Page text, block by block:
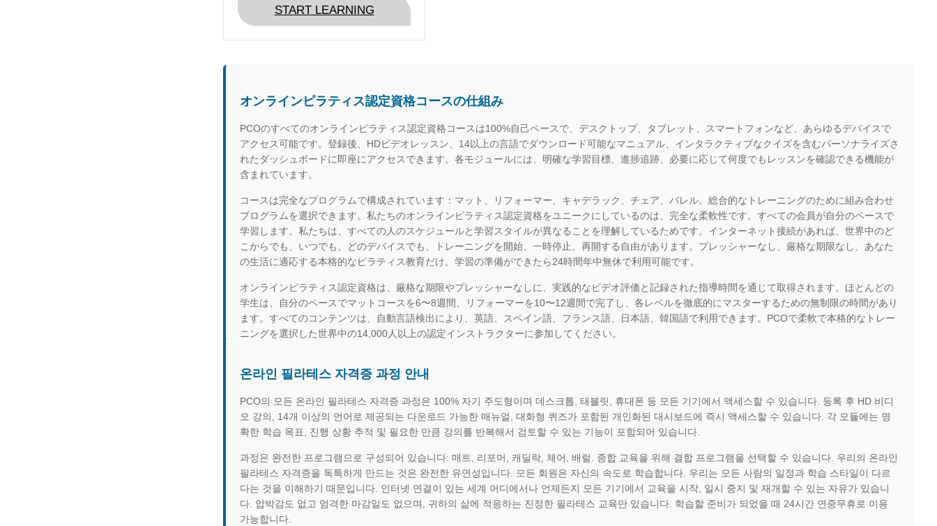
START LEARNINGABOUT HOW TO BECOME A CERTIFIED PILATES INSTRUCTOR ONLINE | JAPAN, KOREA, FRANCE &
オンラインピラティス認定資格コースの仕組み
PCOのすべてのオンラインピラティス認定資格コースは100%自己ペースで、デスクトップ、タブレット、スマートフォンなど、あらゆるデバイスで
アクセス可能です。登録後、HDビデオレッスン、14以上の言語でダウンロード可能なマニュアル、インタラクティブなクイズを含むパーソナライズさ
れたダッシュボードに即座にアクセスできます。各モジュールには、明確な学習目標、進捗追跡、必要に応じて何度でもレッスンを確認できる機能が
含まれています。
コースは完全なプログラムで構成されています：マット、リフォーマー、キャデラック、チェア、バレル。総合的なトレーニングのために組み合わせ
プログラムを選択できます。私たちのオンラインピラティス認定資格をユニークにしているのは、完全な柔軟性です。すべての会員が自分のペースで
学習します。私たちは、すべての人のスケジュールと学習スタイルが異なることを理解しているためです。インターネット接続があれば、世界中のど
こからでも、いつでも、どのデバイスでも、トレーニングを開始、一時停止、再開する自由があります。プレッシャーなし、厳格な期限なし、あなた
の生活に適応する本格的なピラティス教育だけ。学習の準備ができたら24時間年中無休で利用可能です。
オンラインピラティス認定資格は、厳格な期限やプレッシャーなしに、実践的なビデオ評価と記録された指導時間を通じて取得されます。ほとんどの
学生は、自分のペースでマットコースを6〜8週間、リフォーマーを10〜12週間で完了し、各レベルを徹底的にマスターするための無制限の時間があり
ます。すべてのコンテンツは、自動言語検出により、英語、スペイン語、フランス語、日本語、韓国語で利用できます。PCOで柔軟で本格的なトレー
ニングを選択した世界中の14,000人以上の認定インストラクターに参加してください。
온라인 필라테스 자격증 과정 안내
PCO의 모든 온라인 필라테스 자격증 과정은 100% 자기 주도형이며 데스크톱, 태블릿, 휴대폰 등 모든 기기에서 액세스할 수 있습니다. 등록 후 HD 비디
오 강의, 14개 이상의 언어로 제공되는 다운로드 가능한 매뉴얼, 대화형 퀴즈가 포함된 개인화된 대시보드에 즉시 액세스할 수 있습니다. 각 모듈에는 명
확한 학습 목표, 진행 상황 추적 및 필요한 만큼 강의를 반복해서 검토할 수 있는 기능이 포함되어 있습니다.
과정은 완전한 프로그램으로 구성되어 있습니다: 매트, 리포머, 캐딜락, 체어, 배럴. 종합 교육을 위해 결합 프로그램을 선택할 수 있습니다. 우리의 온라인
필라테스 자격증을 독특하게 만드는 것은 완전한 유연성입니다. 모든 회원은 자신의 속도로 학습합니다. 우리는 모든 사람의 일정과 학습 스타일이 다르
다는 것을 이해하기 때문입니다. 인터넷 연결이 있는 세계 어디에서나 언제든지 모든 기기에서 교육을 시작, 일시 중지 및 재개할 수 있는 자유가 있습니
다. 압박감도 없고 엄격한 마감일도 없으며, 귀하의 삶에 적응하는 진정한 필라테스 교육만 있습니다. 학습할 준비가 되었을 때 24시간 연중무휴로 이용
가능합니다.